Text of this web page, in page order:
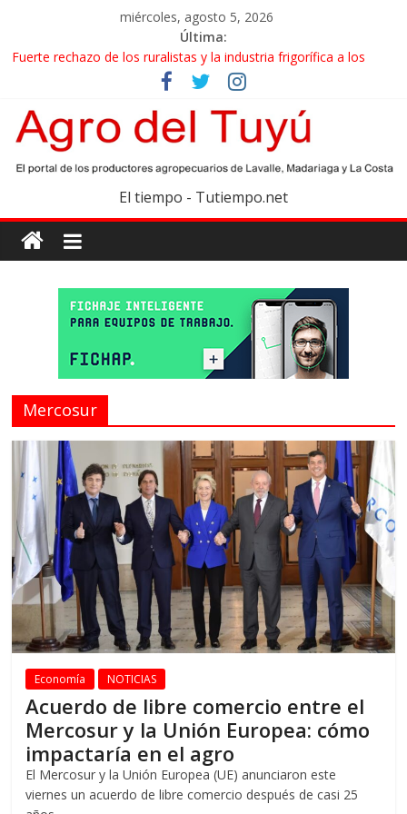
miércoles, agosto 5, 2026
Última:
Fuerte rechazo de los ruralistas y la industria frigorífica a los
cambios que impulsa el Gobierno en el IPCVA
El gobierno bonaerense realizará un censo para actualizar el
mapa de la producción hortiflorícola
Las exportaciones agroindustriales anotaron un récord histórico
en el primer semestre
Maíz: estiman una cosecha récord de 71,5 millones de toneladas
Las exportaciones de carne vacuna crecieron más de 40% en el
primer semestre
El tiempo - Tutiempo.net
Mercosur
Economía NOTICIAS
Acuerdo de libre comercio entre el
Mercosur y la Unión Europea: cómo
impactaría en el agro
El Mercosur y la Unión Europea (UE) anunciaron este
viernes un acuerdo de libre comercio después de casi 25